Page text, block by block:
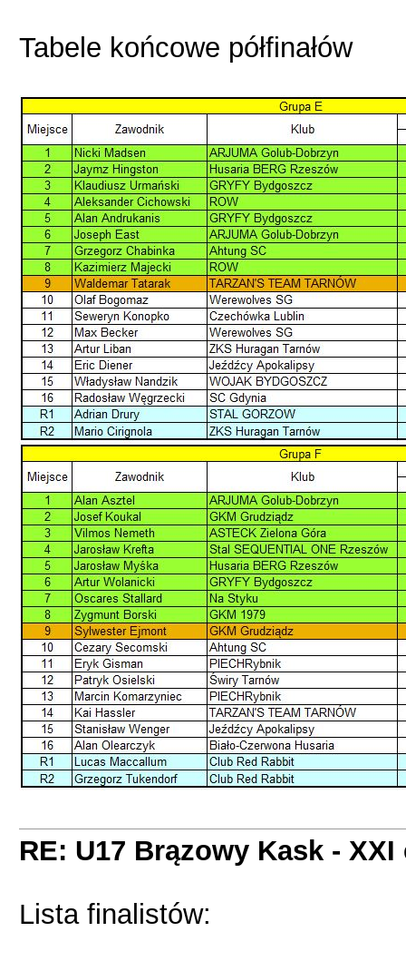
Tabele końcowe półfinałów
RE: U17 Brązowy Kask - XXI
Lista finalistów: